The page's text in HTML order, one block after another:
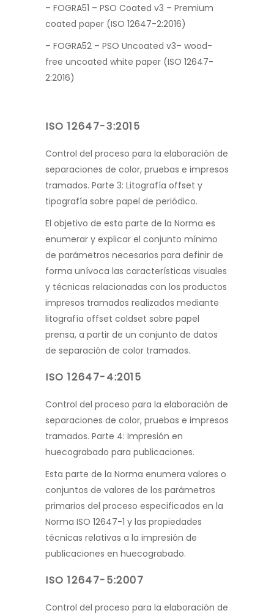
– FOGRA51 – PSO Coated v3 – Premium
coated paper (ISO 12647-2:2016)
– FOGRA52 – PSO Uncoated v3– wood-
free uncoated white paper (ISO 12647-
2:2016)
ISO 12647-3:2015
Control del proceso para la elaboración de
separaciones de color, pruebas e impresos
tramados. Parte 3: Litografía offset y
tipografía sobre papel de periódico.
El objetivo de esta parte de la Norma es
enumerar y explicar el conjunto mínimo
de parámetros necesarios para definir de
forma unívoca las características visuales
y técnicas relacionadas con los productos
impresos tramados realizados mediante
litografía offset coldset sobre papel
prensa, a partir de un conjunto de datos
de separación de color tramados.
ISO 12647-4:2015
Control del proceso para la elaboración de
separaciones de color, pruebas e impresos
tramados. Parte 4: Impresión en
huecograbado para publicaciones.
Esta parte de la Norma enumera valores o
conjuntos de valores de los parámetros
primarios del proceso especificados en la
Norma ISO 12647-1 y las propiedades
técnicas relativas a la impresión de
publicaciones en huecograbado.
ISO 12647-5:2007
Control del proceso para la elaboración de